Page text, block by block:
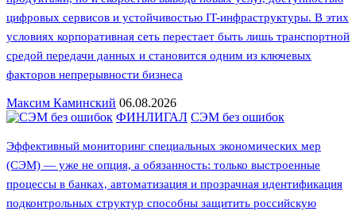
цифровых сервисов и устойчивостью IT-инфраструктуры. В этих
условиях корпоративная сеть перестает быть лишь транспортной
средой передачи данных и становится одним из ключевых
факторов непрерывности бизнеса
Максим Каминский 06.08.2026
ФИНЛИГАЛ СЭМ без ошибок
Эффективный мониторинг специальных экономических мер
(СЭМ) — уже не опция, а обязанность: только выстроенные
процессы в банках, автоматизация и прозрачная идентификация
подконтрольных структур способны защитить российскую